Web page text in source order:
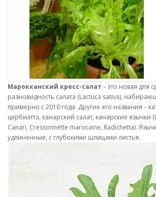
Марокканский кресс-салат – это новая для
разновидность салата (Lactuca sativa),
примерно с 2010 года. Другие его названия –
цербиатта, канарский салат, канарские язычки
Canari, Cressonnette marocaine, Radichetta).
удлиненные, с глубокими шлицами листья.